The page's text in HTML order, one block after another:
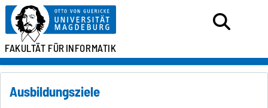
FAKULTÄT FÜRINFORMATIK
Ausbildungsziele